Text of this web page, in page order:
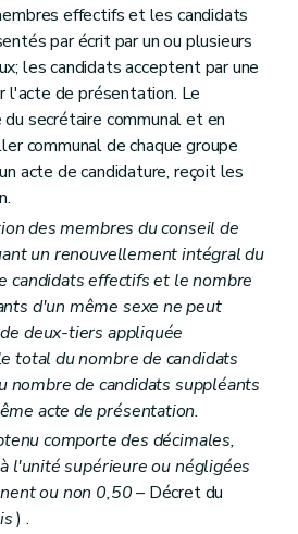
effectifs et les candidats
par écrit par un ou plusieurs
les candidats acceptent par une
l'acte de présentation. Le
secrétaire communal et en
communal de chaque groupe
acte de candidature, reçoit les
des membres du conseil de
un renouvellement intégral du
candidats effectifs et le nombre
d'un même sexe ne peut
deux-tiers appliquée
total du nombre de candidats
de candidats suppléants
acte de présentation.
comporte des décimales,
l'unité supérieure ou négligées
ou non 0,50– Décret du
) .